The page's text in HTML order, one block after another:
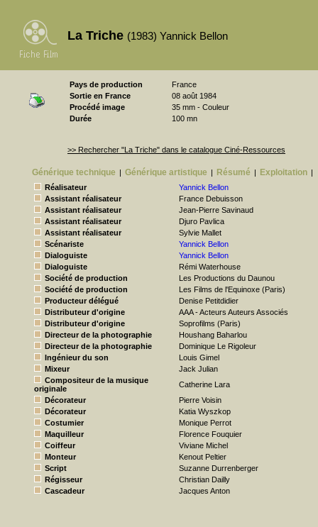
La Triche (1983) Yannick Bellon
Pays de production
France
Sortie en France
08 août 1984
Procédé image
35 mm - Couleur
Durée
100 mn
>> Rechercher "La Triche" dans le catalogue Ciné-Ressources
Générique technique | Générique artistique | Résumé | Exploitation |
Réalisateur
Yannick Bellon
Assistant réalisateur
France Debuisson
Assistant réalisateur
Jean-Pierre Savinaud
Assistant réalisateur
Djuro Pavlica
Assistant réalisateur
Sylvie Mallet
Scénariste
Yannick Bellon
Dialoguiste
Yannick Bellon
Dialoguiste
Rémi Waterhouse
Société de production
Les Productions du Daunou
Société de production
Les Films de l'Equinoxe (Paris)
Producteur délégué
Denise Petitdidier
Distributeur d'origine
AAA - Acteurs Auteurs Associés
Distributeur d'origine
Soprofilms (Paris)
Directeur de la photographie
Houshang Baharlou
Directeur de la photographie
Dominique Le Rigoleur
Ingénieur du son
Louis Gimel
Mixeur
Jack Julian
Compositeur de la musique
originale
Catherine Lara
Décorateur
Pierre Voisin
Décorateur
Katia Wyszkop
Costumier
Monique Perrot
Maquilleur
Florence Fouquier
Coiffeur
Viviane Michel
Monteur
Kenout Peltier
Script
Suzanne Durrenberger
Régisseur
Christian Dailly
Cascadeur
Jacques Anton